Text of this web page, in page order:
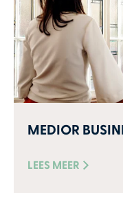
MEDIOR
LEES MEER